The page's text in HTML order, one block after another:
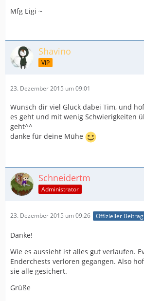
Mfg Eigi ~
Shavino
VIP
23. Dezember 2015 um 09:01
Wünsch dir viel Glück dabei Tim, und
es geht und mit wenig Schwierigkeiten
geht^^
danke für deine Mühe
Schneidertm
Administrator
23. Dezember 2015 um 09:26 Offizieller Beitrag
Danke!
Wie es aussieht ist alles gut verlaufen.
Enderchests verloren gegangen. Also
sie alle gesichert.
Grüße